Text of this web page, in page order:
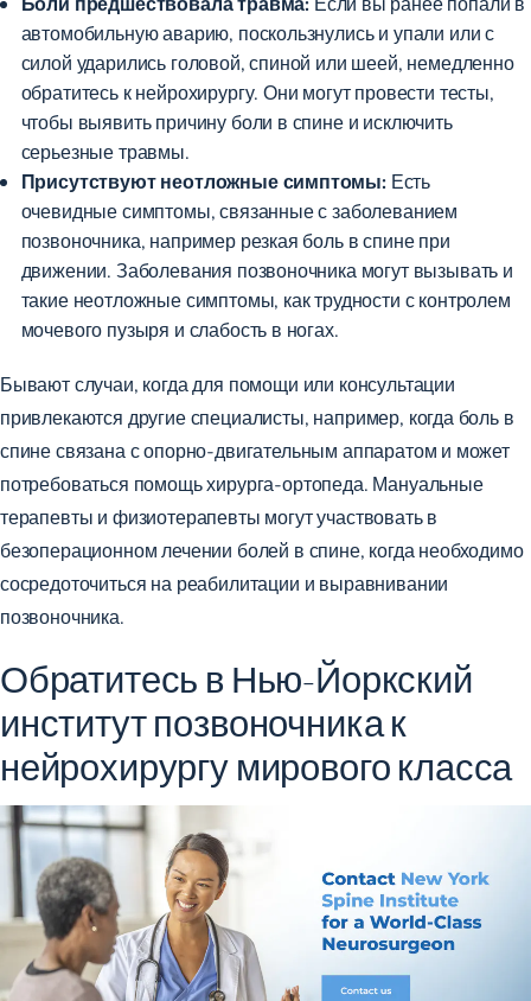
автомобильную аварию, поскользнулись и упали или с
силой ударились головой, спиной или шеей, немедленно
обратитесь к нейрохирургу. Они могут провести тесты,
чтобы выявить причину боли в спине и исключить
серьезные травмы.
Присутствуют неотложные симптомы: Есть
очевидные симптомы, связанные с заболеванием
позвоночника, например резкая боль в спине при
движении. Заболевания позвоночника могут вызывать и
такие неотложные симптомы, как трудности с контролем
мочевого пузыря и слабость в ногах.
Бывают случаи, когда для помощи или консультации
привлекаются другие специалисты, например, когда боль в
спине связана с опорно-двигательным аппаратом и может
потребоваться помощь хирурга-ортопеда. Мануальные
терапевты и физиотерапевты могут участвовать в
безоперационном лечении болей в спине, когда необходимо
сосредоточиться на реабилитации и выравнивании
позвоночника.
Обратитесь в Нью-Йоркский
институт позвоночника к
нейрохирургу мирового класса